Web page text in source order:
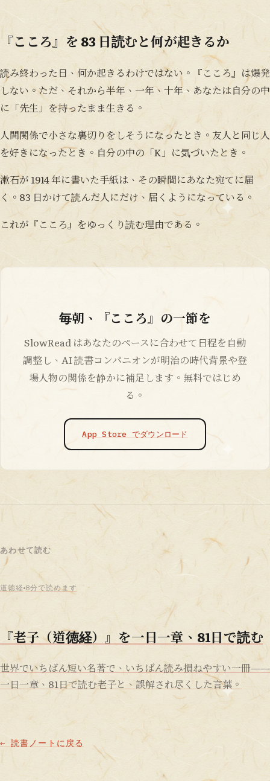
『こころ』を 83 日読むと何が起きるか
読み終わった日、何か起きるわけではない。『こころ』は爆発
しない。ただ、それから半年、一年、十年、あなたは自分の中
に「先生」を持ったまま生きる。
人間関係で小さな裏切りをしそうになったとき。友人と同じ人
を好きになったとき。自分の中の「K」に気づいたとき。
漱石が 1914 年に書いた手紙は、その瞬間にあなた宛てに届
く。83 日かけて読んだ人にだけ、届くようになっている。
これが『こころ』をゆっくり読む理由である。
毎朝、『こころ』の一節を
SlowRead はあなたのペースに合わせて日程を自動
調整し、AI 読書コンパニオンが明治の時代背景や登
場人物の関係を静かに補足します。無料ではじめ
る。
App Store でダウンロード
あわせて読む
道徳経 8分で読めます
『老子（道徳経）』を一日一章、81日で読む
世界でいちばん短い名著で、いちばん読み損ねやすい一冊——
一日一章、81日で読む老子と、誤解され尽くした言葉。
← 読書ノートに戻る